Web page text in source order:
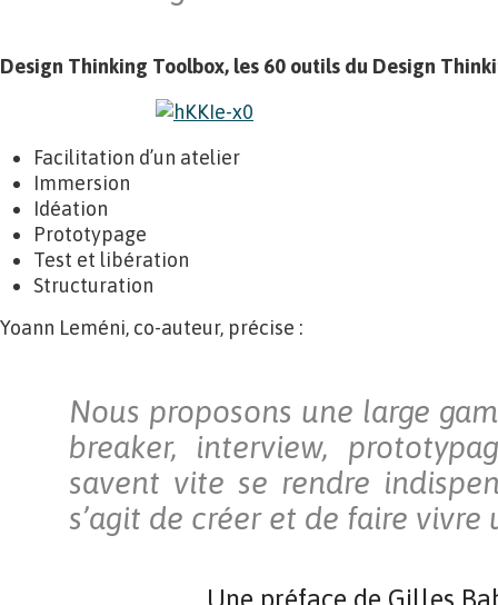
Design Thinking Toolbox, les 60 outils du Design
Facilitation d’un atelier
Immersion
Idéation
Prototypage
Test et libération
Structuration
Yoann Leméni, co-auteur, précise :
Nous proposons une large
breaker, interview,
savent vite se rendre
s’agit de créer et de faire vivre